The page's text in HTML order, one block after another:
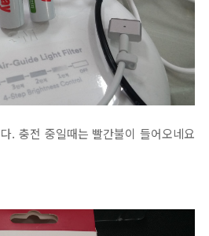
. 충전 중일때는 빨간불이 들어오네요